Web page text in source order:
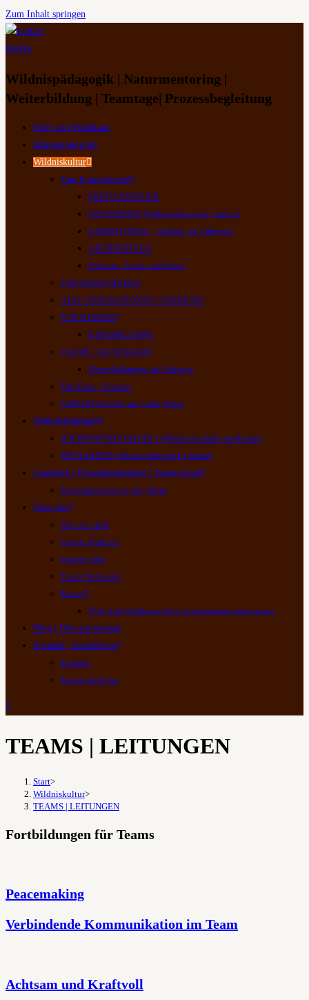
Zum Inhalt springen
Wildnispädagogik | Naturmentoring |
Weiterbildung | Teamtage| Prozessbegleitung
Wolf und Waldkauz
Jahresprogramm
Wildniskultur
Zum Kennenlernen
FREITAGSFEUER
INFOABEND Wildnispädagogik (online)
CAMPAUFBAU | Auftakt am Silbersee
AKTIONSTAGE
Frisches, Fuchs und Feuer
FÜR ERWACHSENE
ALLE GENERATIONEN | FAMILIEN
FÜR KINDER
KINDERCAMPS
TEAMS | LEITUNGEN
Weiterbildungen auf Anfrage
Für Kitas | Schulen
GEBURTSTAGE auf wilde Weise
Weiterbildungen
WILDNISPÄDAGOGIK I (Bildungsurlaub anerkannt)
INFOABEND Wildnispädagogik (online)
Coaching | Prozessbegleitung | Supervision
Einzelmentoring in der Natur
Über uns
Wer wir sind
Unsere Haltung
Unsere Orte
Unser Netzwerk
Presse
Wolf und Waldkauz beim Schulmediationskongress
Blog | Was uns bewegt
Kontakt | Anmeldung
Kontakt
Kursanmeldung
TEAMS | LEITUNGEN
Start>
Wildniskultur>
TEAMS | LEITUNGEN
Fortbildungen für Teams
Peacemaking
Verbindende Kommunikation im Team
Achtsam und Kraftvoll